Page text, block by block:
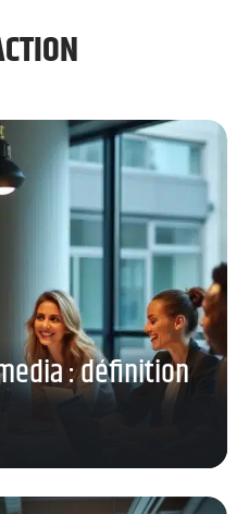
: définition